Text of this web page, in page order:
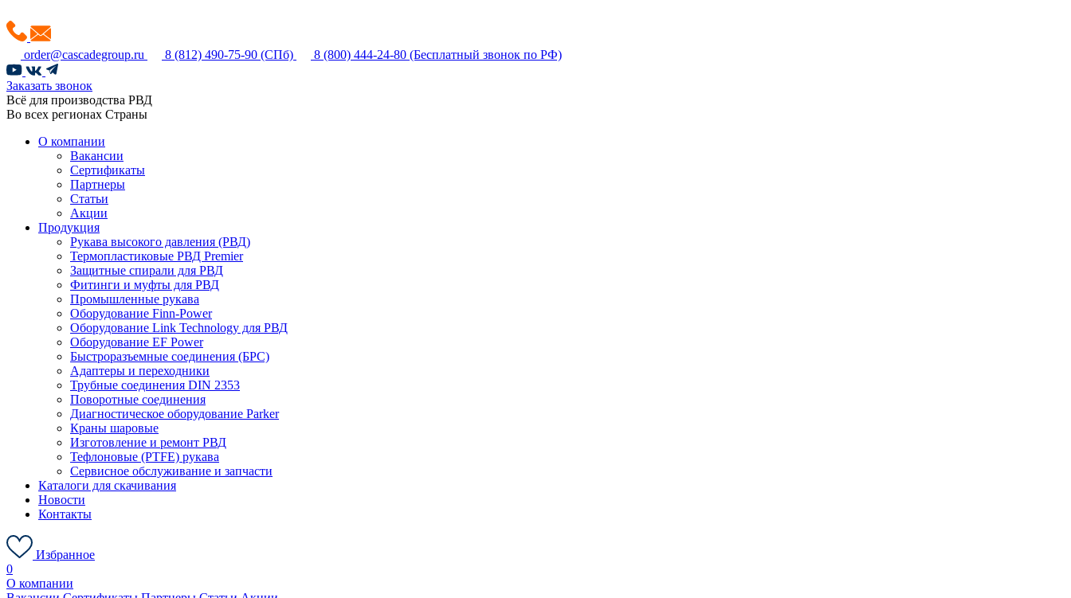
order@cascadegroup.ru 8 (812) 490-75-90 (СПб) 8 (800) 444-24-80 (Бесплатный звонок по РФ)
Заказать звонок
Всё для производства РВД
Во всех регионах Страны
О компании
Вакансии
Сертификаты
Партнеры
Статьи
Акции
Продукция
Рукава высокого давления (РВД)
Термопластиковые РВД Premier
Защитные спирали для РВД
Фитинги и муфты для РВД
Промышленные рукава
Оборудование Finn-Power
Оборудование Link Technology для РВД
Оборудование EF Power
Быстроразъемные соединения (БРС)
Адаптеры и переходники
Трубные соединения DIN 2353
Поворотные соединения
Диагностическое оборудование Parker
Краны шаровые
Изготовление и ремонт РВД
Тефлоновые (PTFE) рукава
Сервисное обслуживание и запчасти
Каталоги для скачивания
Новости
Контакты
Избранное
0
О компании